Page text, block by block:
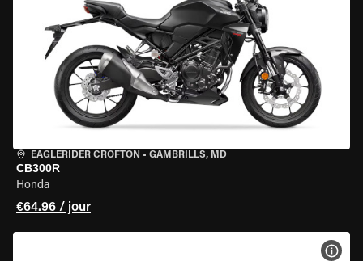
EAGLERIDER CROFTON • GAMBRILLS, MD
CB300R
Honda
€64.96 / jour